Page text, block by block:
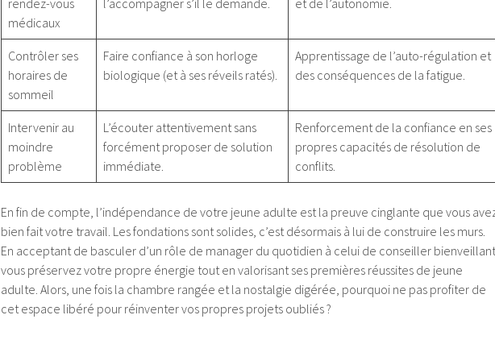
rendez-vous
médicaux
l’accompagner s’il le demande.
et de l’autonomie.
Contrôler ses
horaires de
sommeil
Faire confiance à son horloge
biologique (et à ses réveils ratés).
Apprentissage de l’auto-régulation et
des conséquences de la fatigue.
Intervenir au
moindre
problème
L’écouter attentivement sans
forcément proposer de solution
immédiate.
Renforcement de la confiance en ses
propres capacités de résolution de
conflits.
En fin de compte, l’indépendance de votre jeune adulte est la preuve cinglante que vous
bien fait votre travail. Les fondations sont solides, c’est désormais à lui de construire les murs.
En acceptant de basculer d’un rôle de manager du quotidien à celui de conseiller
vous préservez votre propre énergie tout en valorisant ses premières réussites de jeune
adulte. Alors, une fois la chambre rangée et la nostalgie digérée, pourquoi ne pas profiter de
cet espace libéré pour réinventer vos propres projets oubliés ?